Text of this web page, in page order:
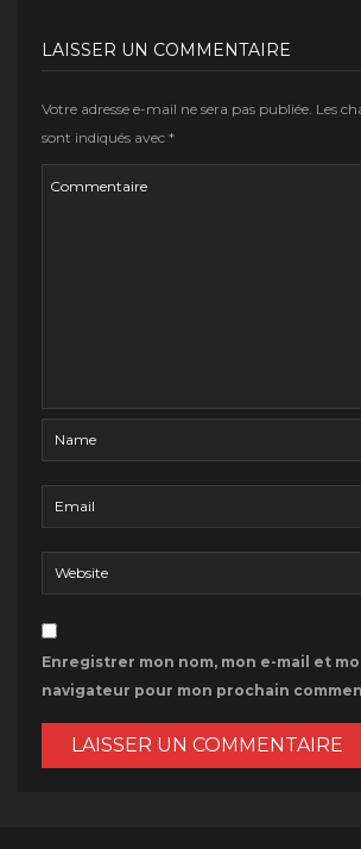
LAISSER UN COMMENTAIRE
Votre adresse e-mail ne sera pas publiée. Les
sont indiqués avec *
Enregistrer mon nom, mon e-mail et
navigateur pour mon prochain